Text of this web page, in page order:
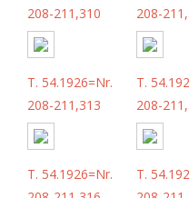
208-211,310
208-
T. 54.1926=Nr.
208-211,313
T.
208-
T. 54.1926=Nr.
T.